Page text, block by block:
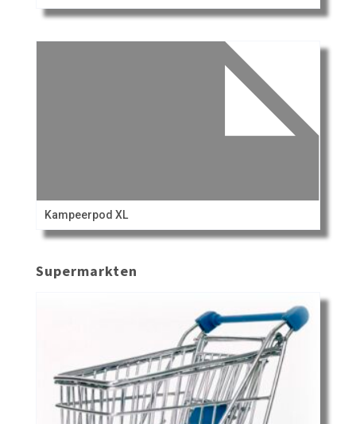
Kampeerpod XL
Supermarkten